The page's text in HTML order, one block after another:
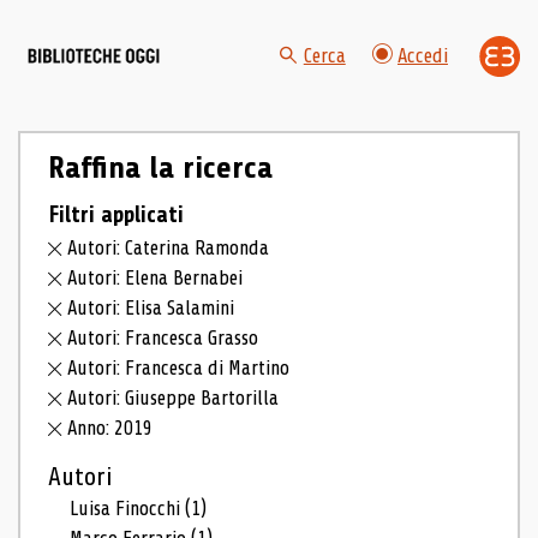
Cerca Accedi
Raffina la ricerca
Filtri applicati
Autori: Caterina Ramonda
Autori: Elena Bernabei
Autori: Elisa Salamini
Autori: Francesca Grasso
Autori: Francesca di Martino
Autori: Giuseppe Bartorilla
Anno: 2019
Autori
Luisa Finocchi(1)